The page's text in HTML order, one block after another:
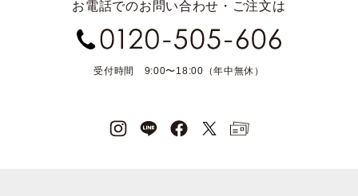
お電話でのお問い合わせ・ご注文は
受付時間 9:00〜18:00（年中無休）